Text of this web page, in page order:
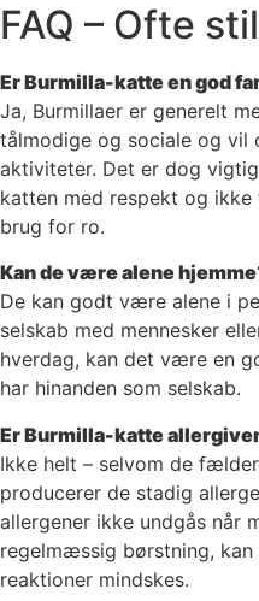
FAQ – Ofte
Er Burmilla-katte en god
Ja, Burmillaer er generelt
tålmodige og sociale og vil
aktiviteter. Det er dog
katten med respekt og
brug for ro.
Kan de være alene
De kan godt være alene i
selskab med mennesker
hverdag, kan det være en
har hinanden som selskab.
Er Burmilla-katte
Ikke helt – selvom de
producerer de stadig
allergener ikke undgås når
regelmæssig børstning,
reaktioner mindskes.